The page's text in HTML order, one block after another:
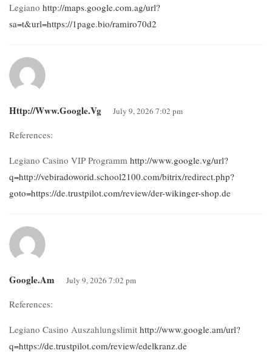
Legiano http://maps.google.com.ag/url?
sa=t&url=https://1page.bio/ramiro70d2
Http://www.google.vg July 9, 2026 7:02 pm
References:
Legiano Casino VIP Programm http://www.google.vg/url?
q=http://vebiradoworid.school2100.com/bitrix/redirect.php?
goto=https://de.trustpilot.com/review/der-wikinger-shop.de
Google.am July 9, 2026 7:02 pm
References:
Legiano Casino Auszahlungslimit http://www.google.am/url?
q=https://de.trustpilot.com/review/edelkranz.de